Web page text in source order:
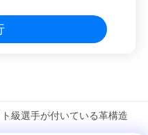
級選手が付いている革構造